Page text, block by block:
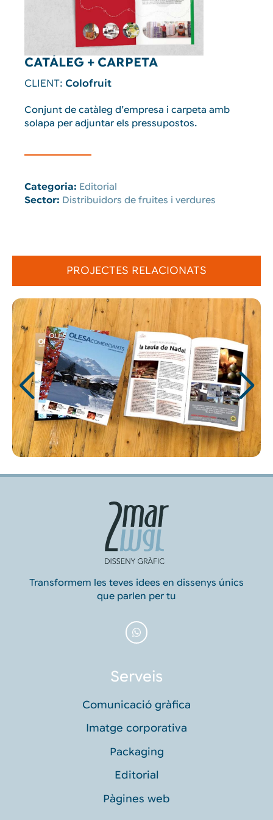
CATÁLEG + CARPETA
CLIENT: Colofruit
Conjunt de catàleg d’empresa i carpeta amb
solapa per adjuntar els pressupostos.
Categoria: Editorial
Sector: Distribuidors de fruites i verdures
PROJECTES RELACIONATS
Transformem les teves idees en dissenys únics
que parlen per tu
Serveis
Comunicació gràfica
Imatge corporativa
Packaging
Editorial
Pàgines web